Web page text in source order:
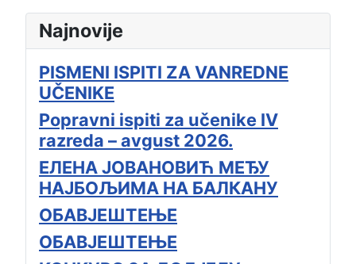
Najnovije
PISMENI ISPITI ZA VANREDNE
UČENIKE
Popravni ispiti za učenike IV
razreda – avgust 2026.
ЕЛЕНА ЈОВАНОВИЋ МЕЂУ
НАЈБОЉИМА НА БАЛКАНУ
ОБАВЈЕШТЕЊЕ
ОБАВЈЕШТЕЊЕ